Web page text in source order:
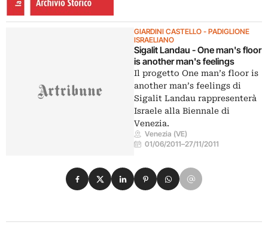
GIARDINI CASTELLO - PADIGLIONE
ISRAELIANO
Sigalit Landau - One man's floor
is another man's feelings
Il progetto One man’s floor is
another man’s feelings di
Sigalit Landau rappresenterà
Israele alla Biennale di
Venezia.
Venezia (VE)
01/06/2011–27/11/2011
Condividi su Facebook
Condividi su X
Condividi su LinkedIn
Condividi su Pinterest
Condividi su WhatsApp
Condividi su Email